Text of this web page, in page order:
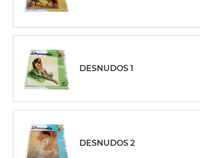
DESNUDOS 1
DESNUDOS 2